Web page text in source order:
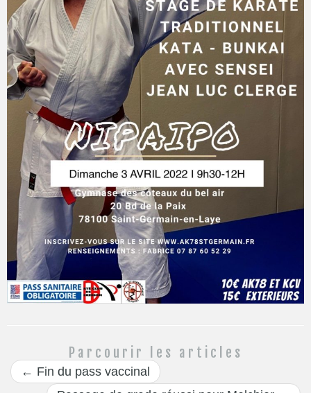
Parcourir les articles
← Fin du pass vaccinal